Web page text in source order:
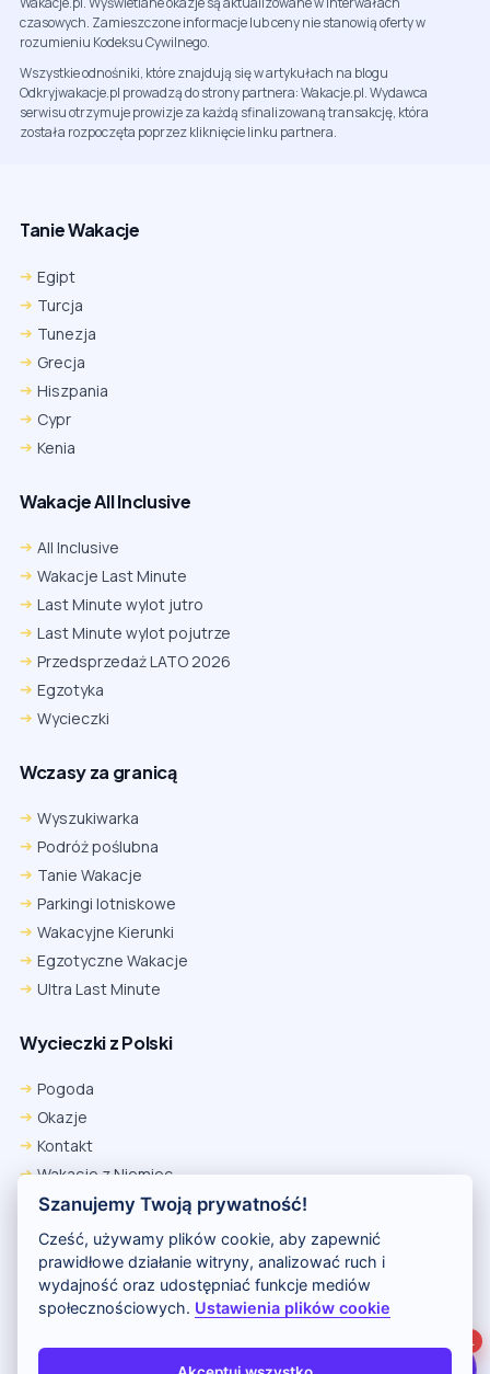
czasowych. Zamieszczone informacje lub ceny nie stanowią oferty w
rozumieniu Kodeksu Cywilnego.
Wszystkie odnośniki, które znajdują się w artykułach na blogu
Odkryjwakacje.pl prowadzą do strony partnera: Wakacje.pl. Wydawca
serwisu otrzymuje prowizje za każdą sfinalizowaną transakcję, która
została rozpoczęta poprzez kliknięcie linku partnera.
Tanie Wakacje
Egipt
Turcja
Tunezja
Grecja
Hiszpania
Cypr
Kenia
Wakacje All Inclusive
All Inclusive
Wakacje Last Minute
Last Minute wylot jutro
Last Minute wylot pojutrze
Przedsprzedaż LATO 2026
Egzotyka
Wycieczki
Wczasy za granicą
Wyszukiwarka
Podróż poślubna
Tanie Wakacje
Parkingi lotniskowe
Wakacyjne Kierunki
Egzotyczne Wakacje
Ultra Last Minute
Wycieczki z Polski
Pogoda
Okazje
Kontakt
Wakacje z Niemiec
Polityka Prywatności
Wakacje w Egipcie
Rankingi hoteli
Kontakt i reklama
Polityka prywatności
1
Firefox
Ustawienia → Prywatność i bezpieczeństwo → Pliki cookie innych
firm → ustaw „Zezwalaj”.
Na czas rezerwacji nie blokuj cookies i śledzenia dla tej witryny.
Szanujemy Twoją prywatność!
Cześć, używamy plików cookie, aby zapewnić
prawidłowe działanie witryny, analizować ruch i
wydajność oraz udostępniać funkcje mediów
społecznościowych. Ustawienia plików cookie